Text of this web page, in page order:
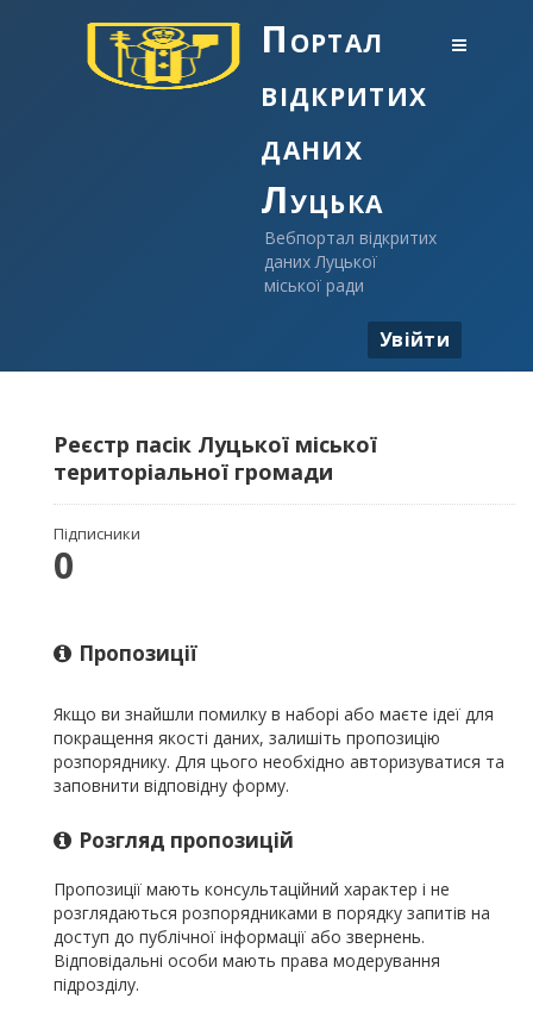
Портал
відкритих
даних
Луцька
Вебпортал відкритих
даних Луцької
міської ради
Увійти
Реєстр пасік Луцької міської
територіальної громади
Підписники
0
Пропозиції
Якщо ви знайшли помилку в наборі або маєте ідеї для
покращення якості даних, залишіть пропозицію
розпоряднику. Для цього необхідно авторизуватися та
заповнити відповідну форму.
Розгляд пропозицій
Пропозиції мають консультаційний характер і не
розглядаються розпорядниками в порядку запитів на
доступ до публічної інформації або звернень.
Відповідальні особи мають права модерування
підрозділу.